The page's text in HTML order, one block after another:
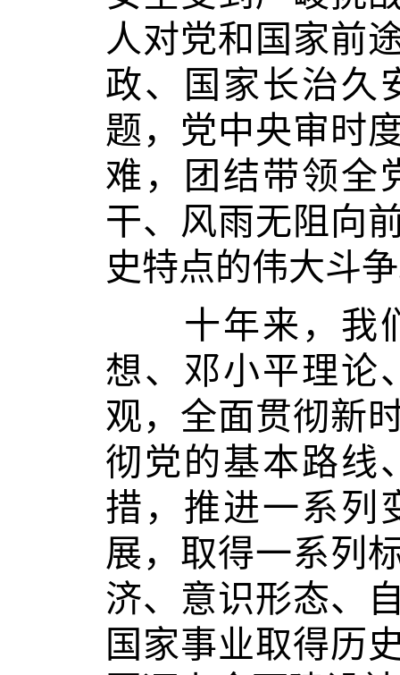
人对党和国家前
政、国家长治久
题，党中央审时
难，团结带领全
干、风雨无阻向
史特点的伟大斗
十年来，我们
想、邓小平理论
观，全面贯彻新
彻党的基本路线
措，推进一系列
展，取得一系列
济、意识形态、
国家事业取得历